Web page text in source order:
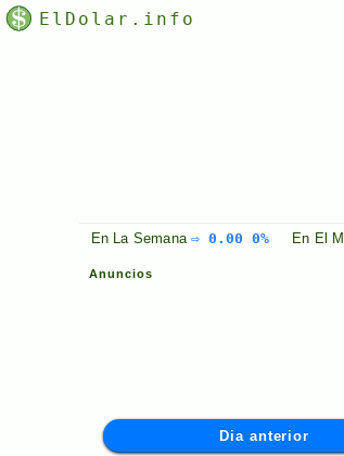
ElDolar.info
En La Semana ⇨ 0.00 0% En El
Anuncios
Dia anterior